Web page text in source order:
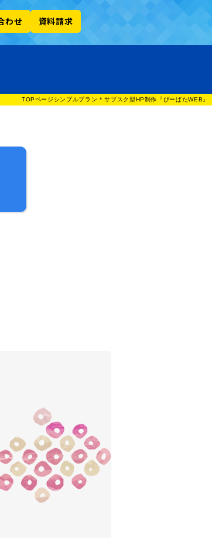
わせ 資料請求
TOPページ シンプルプラン * サブスク型HP制作『ぴーぱたWEB』